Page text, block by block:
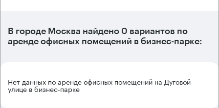
В городе Москва найдено 0 вариантов по
аренде офисных помещений в бизнес-парке:
Нет данных по аренде офисных помещений на Дуговой
улице в бизнес-парке